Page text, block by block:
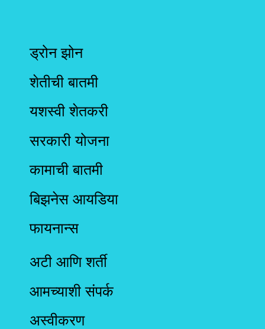
ड्रोन झोन
शेतीची बातमी
यशस्वी शेतकरी
सरकारी योजना
कामाची बातमी
बिझनेस आयडिया
फायनान्स
अटी आणि शर्ती
आमच्याशी संपर्क
अस्वीकरण